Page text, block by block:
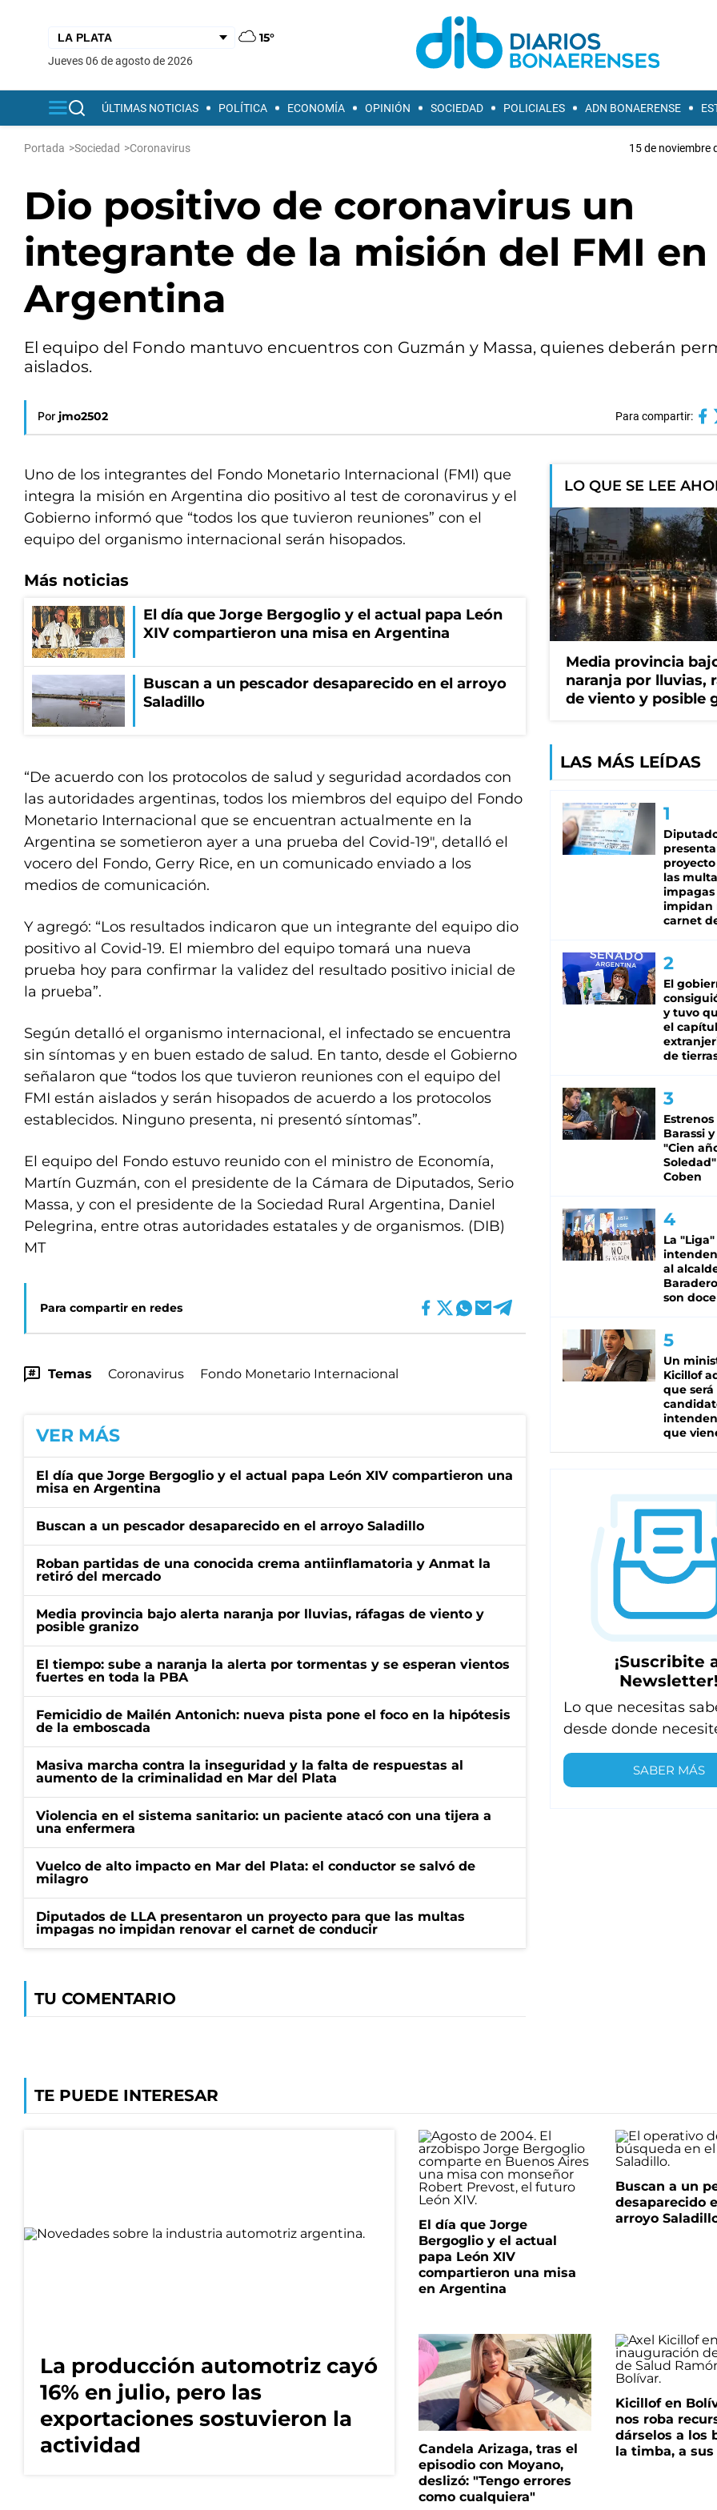
15°
jueves 06 de agosto de 2026
ÚLTIMAS NOTICIAS POLÍTICA ECONOMÍA OPINIÓN SOCIEDAD POLICIALES ADN BONAERENSE
Portada >Sociedad >Coronavirus 15 de noviembre
Dio positivo de coronavirus un
integrante de la misión del FMI en
Argentina
El equipo del Fondo mantuvo encuentros con Guzmán y Massa, quienes deberán
aislados.
Por jmo2502 Para compartir:
Uno de los integrantes del Fondo Monetario Internacional (FMI) que
integra la misión en Argentina dio positivo al test de coronavirus y el
Gobierno informó que “todos los que tuvieron reuniones” con el
equipo del organismo internacional serán hisopados.
Más noticias
El día que Jorge Bergoglio y el actual papa León
XIV compartieron una misa en Argentina
Buscan a un pescador desaparecido en el arroyo
Saladillo
“De acuerdo con los protocolos de salud y seguridad acordados con
las autoridades argentinas, todos los miembros del equipo del Fondo
Monetario Internacional que se encuentran actualmente en la
Argentina se sometieron ayer a una prueba del Covid-19″, detalló el
vocero del Fondo, Gerry Rice, en un comunicado enviado a los
medios de comunicación.
Y agregó: “Los resultados indicaron que un integrante del equipo dio
positivo al Covid-19. El miembro del equipo tomará una nueva
prueba hoy para confirmar la validez del resultado positivo inicial de
la prueba”.
Según detalló el organismo internacional, el infectado se encuentra
sin síntomas y en buen estado de salud. En tanto, desde el Gobierno
señalaron que “todos los que tuvieron reuniones con el equipo del
FMI están aislados y serán hisopados de acuerdo a los protocolos
establecidos. Ninguno presenta, ni presentó síntomas”.
El equipo del Fondo estuvo reunido con el ministro de Economía,
Martín Guzmán, con el presidente de la Cámara de Diputados, Serio
Massa, y con el presidente de la Sociedad Rural Argentina, Daniel
Pelegrina, entre otras autoridades estatales y de organismos. (DIB)
MT
Para compartir en redes
Temas Coronavirus Fondo Monetario Internacional
VER MÁS
El día que Jorge Bergoglio y el actual papa León XIV compartieron una
misa en Argentina
Buscan a un pescador desaparecido en el arroyo Saladillo
Roban partidas de una conocida crema antiinflamatoria y Anmat la
retiró del mercado
Media provincia bajo alerta naranja por lluvias, ráfagas de viento y
posible granizo
El tiempo: sube a naranja la alerta por tormentas y se esperan vientos
fuertes en toda la PBA
Femicidio de Mailén Antonich: nueva pista pone el foco en la hipótesis
de la emboscada
Masiva marcha contra la inseguridad y la falta de respuestas al
aumento de la criminalidad en Mar del Plata
Violencia en el sistema sanitario: un paciente atacó con una tijera a
una enfermera
Vuelco de alto impacto en Mar del Plata: el conductor se salvó de
milagro
Diputados de LLA presentaron un proyecto para que las multas
impagas no impidan renovar el carnet de conducir
TU COMENTARIO
LO QUE SE LEE
Media provincia
naranja por lluvias,
de viento y posible
LAS MÁS LEÍDAS
las
impagas
impidan
carnet
El
y tuvo
el
de
Estrenos
Barassi
"Cien
Coben
La
al
son doce
Un
Kicillof
que será
que
¡Suscribite
Newsletter!
Lo que necesitas
desde donde
SABER MÁS
TE PUEDE INTERESAR
La producción automotriz cayó
16% en julio, pero las
exportaciones sostuvieron la
actividad
El día que Jorge
Bergoglio y el actual
papa León XIV
compartieron una misa
en Argentina
Buscan a un
desaparecido
arroyo
Candela Arizaga, tras el
episodio con Moyano,
deslizó: "Tengo errores
como cualquiera"
Kicillof en
nos roba
dárselos a los
la timba, a